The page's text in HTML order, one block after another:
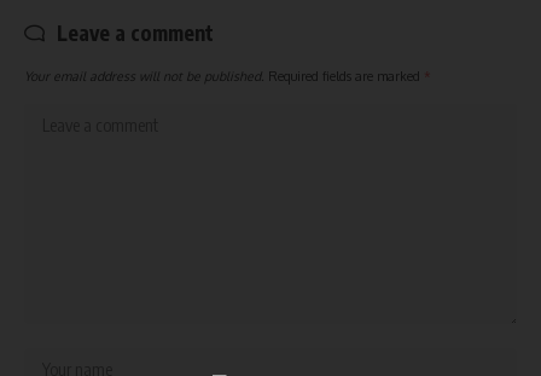
Leave a comment
Your email address will not be published. Required fields are marked *